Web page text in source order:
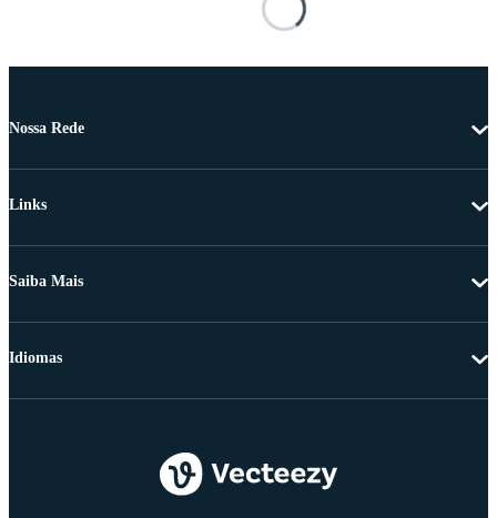
Nossa Rede
Links
Saiba Mais
Idiomas